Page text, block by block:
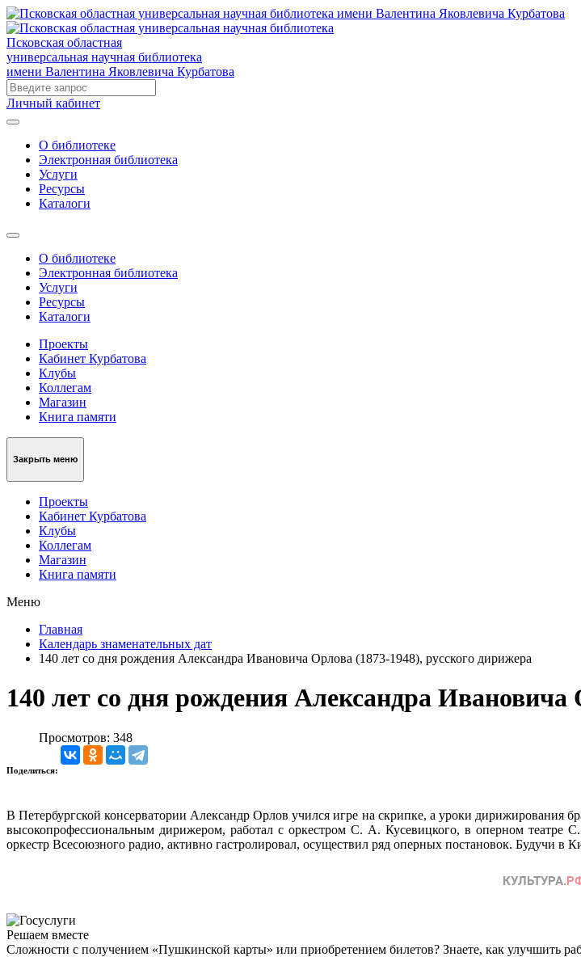
Псковская областная
универсальная научная библиотека
имени Валентина Яковлевича Курбатова
Личный кабинет
О библиотеке
Электронная библиотека
Услуги
Ресурсы
Каталоги
О библиотеке
Электронная библиотека
Услуги
Ресурсы
Каталоги
Проекты
Кабинет Курбатова
Клубы
Коллегам
Магазин
Книга памяти
Закрыть меню
Проекты
Кабинет Курбатова
Клубы
Коллегам
Магазин
Книга памяти
Меню
Главная
Календарь знаменательных дат
140 лет со дня рождения Александра Ивановича Орлова (1873-1948), русского дирижера
140 лет со дня рождения Александра
Просмотров: 348
Поделиться:
В Петербургской консерватории Александр Орлов учился игре на скрипке, а уроки дирижирования
высокопрофессиональным дирижером, работал с оркестром С. А. Кусевицкого, в оперном
оркестр Всесоюзного радио, активно гастролировал, осуществил ряд оперных постановок. Будучи в
Решаем вместе
Сложности с получением «Пушкинской карты» или приобретением билетов? Знаете, как улучшить